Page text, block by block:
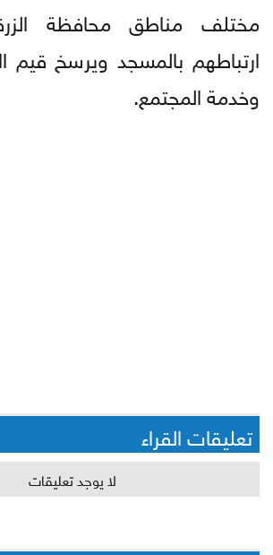
مختلف مناطق محافظة
ارتباطهم بالمسجد ويرسخ قيم
وخدمة المجتمع.
تعليقات القراء
لا يوجد تعليقات